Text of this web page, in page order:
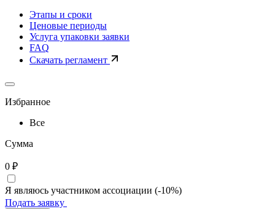
Этапы и сроки
Ценовые периоды
Услуга упаковки заявки
FAQ
Скачать регламент
Избранное
Все
Сумма
0 ₽
Я являюсь участником ассоциации (-10%)
Подать заявку